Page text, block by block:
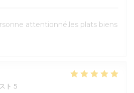
attentionné,les plats biens
ト 5